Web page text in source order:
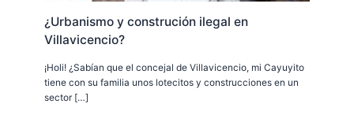
¿Urbanismo y construción ilegal en
Villavicencio?
¡Holi! ¿Sabían que el concejal de Villavicencio, mi Cayuyito
tiene con su familia unos lotecitos y construcciones en un
sector […]